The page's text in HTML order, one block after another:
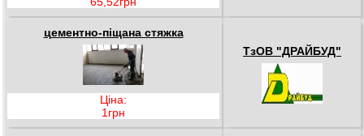
цементно-піщана стяжка
Ціна:
1грн
ТзОВ "ДРАЙБУД"